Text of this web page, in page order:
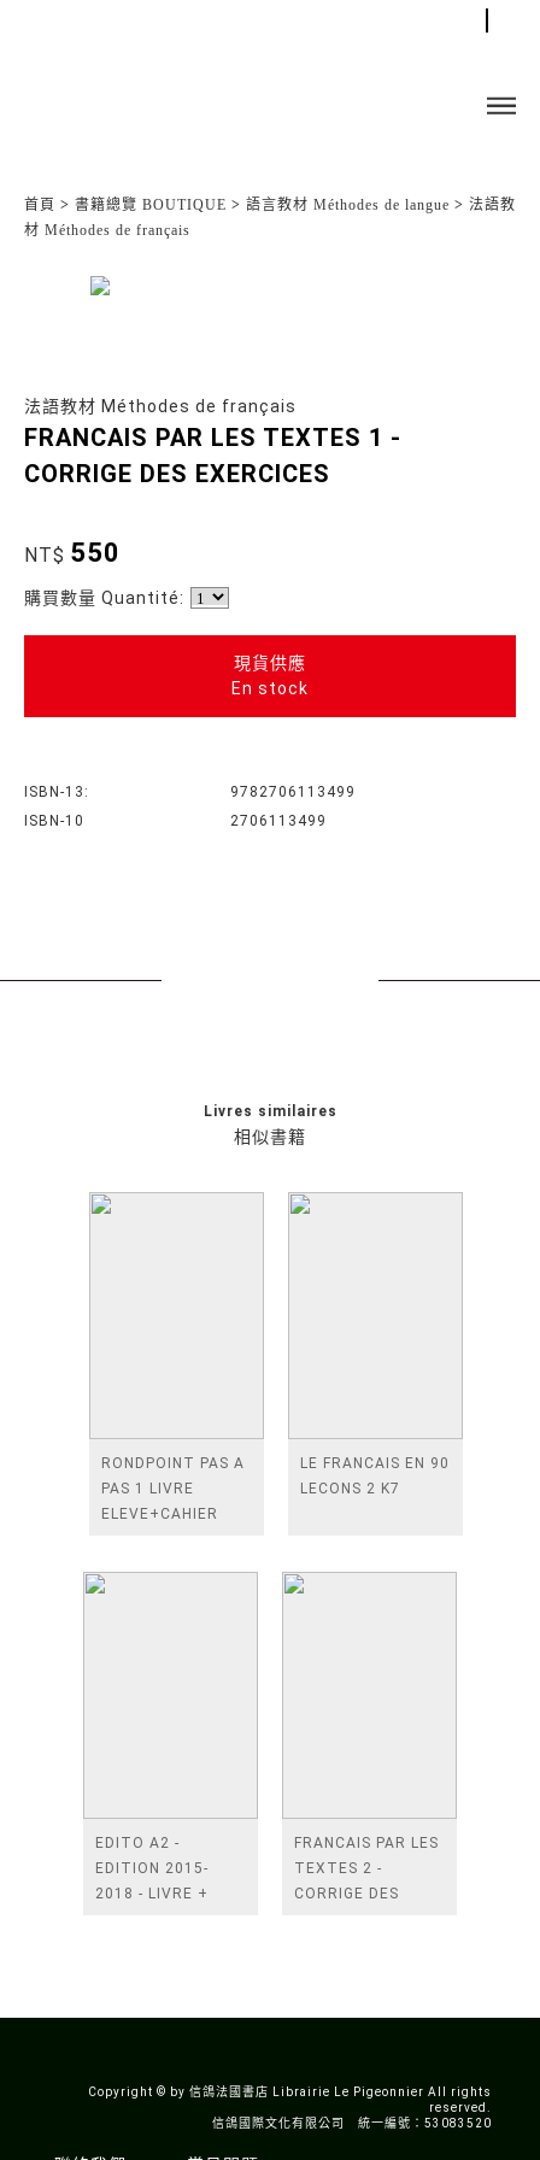
首頁 > 書籍總覽 BOUTIQUE > 語言教材 Méthodes de langue > 法語教
材 Méthodes de français
法語教材 Méthodes de français
FRANCAIS PAR LES TEXTES 1 -
CORRIGE DES EXERCICES
NT$ 550
購買數量 Quantité:
現貨供應
En stock
ISBN-13:
9782706113499
ISBN-10
2706113499
相似書籍
Livres similaires
RONDPOINT PAS A
PAS 1 LIVRE
ELEVE+CAHIER
LE FRANCAIS EN 90
LECONS 2 K7
EDITO A2 -
EDITION 2015-
2018 - LIVRE +
FRANCAIS PAR LES
TEXTES 2 -
CORRIGE DES
Copyright © by 信鴿法國書店 Librairie Le Pigeonnier All rights
reserved.
信鴿國際文化有限公司 統一編號：53083520